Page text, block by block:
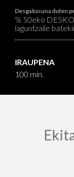
Desgaitasuna duten
% 50eko
laguntzaile
IRAUPENA
100 min.